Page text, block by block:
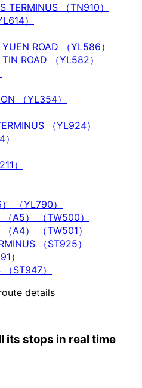
TERMINUS （TN910）
）
ROAD （YL586）
ROAD （YL582）
（YL354）
（YL924）
）
（YL790）
A5） （TW500）
A4） （TW501）
（ST925）
）
ST947）
details
its stops in real time